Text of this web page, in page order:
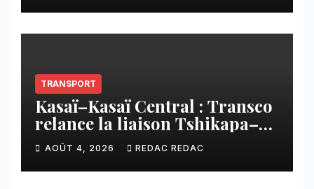
CNCA
TRANSPORT
Kasaï–Kasaï Central : Transco
relance la liaison Tshikapa–
Tshiamu pour faciliter les
échanges
AOÛT 4, 2026 REDAC REDAC